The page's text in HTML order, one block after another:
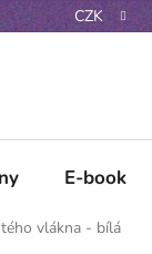
řád
CZK
E-book
vlákna - bílá